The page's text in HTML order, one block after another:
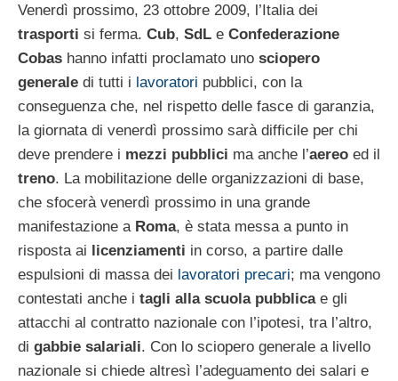
Venerdì prossimo, 23 ottobre 2009, l’Italia dei
trasporti si ferma. Cub, SdL e Confederazione
Cobas hanno infatti proclamato uno sciopero
generale di tutti i lavoratori pubblici, con la
conseguenza che, nel rispetto delle fasce di garanzia,
la giornata di venerdì prossimo sarà difficile per chi
deve prendere i mezzi pubblici ma anche l’aereo ed il
treno. La mobilitazione delle organizzazioni di base,
che sfocerà venerdì prossimo in una grande
manifestazione a Roma, è stata messa a punto in
risposta ai licenziamenti in corso, a partire dalle
espulsioni di massa dei lavoratori precari; ma vengono
contestati anche i tagli alla scuola pubblicae gli
attacchi al contratto nazionale con l’ipotesi, tra l’altro,
di gabbie salariali. Con lo sciopero generale a livello
nazionale si chiede altresì l’adeguamento dei salari e